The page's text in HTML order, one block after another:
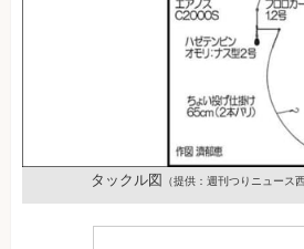
タックル図 （提供：週刊つりニュース